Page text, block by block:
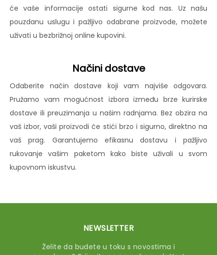
će vaše informacije ostati sigurne kod nas. Uz našu
pouzdanu uslugu i pažljivo odabrane proizvode, možete
uživati u bezbrižnoj online kupovini.
Načini dostave
Odaberite način dostave koji vam najviše odgovara.
Pružamo vam mogućnost izbora između brze kurirske
dostave ili preuzimanja u našim radnjama. Bez obzira na
vaš izbor, vaši proizvodi će stići brzo i sigurno, direktno na
vaš prag. Garantujemo efikasnu dostavu i pažljivo
rukovanje vašim paketom kako biste uživali u svom
kupovnom iskustvu.
NEWSLETTER
Želite da budete u toku s novostima i